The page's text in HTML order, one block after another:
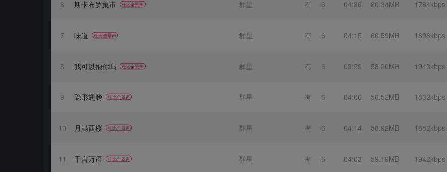
6 斯卡布罗集市 杜比全景声 群星 有 6 04:30 60.34MB 1784kbps
7 味道 杜比全景声 群星 有 6 04:15 60.59MB 1898kbps
8 我可以抱你吗 杜比全景声 群星 有 6 03:59 58.20MB 1943kbps
9 隐形翅膀 杜比全景声 群星 有 6 04:06 56.52MB 1832kbps
10 月满西楼 杜比全景声 群星 有 6 04:14 58.92MB 1852kbps
11 千言万语 杜比全景声 群星 有 6 04:03 59.19MB 1942kbps